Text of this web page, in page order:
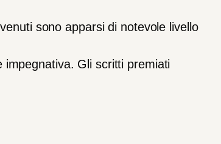
sono apparsi di notevole livello
impegnativa. Gli scritti premiati